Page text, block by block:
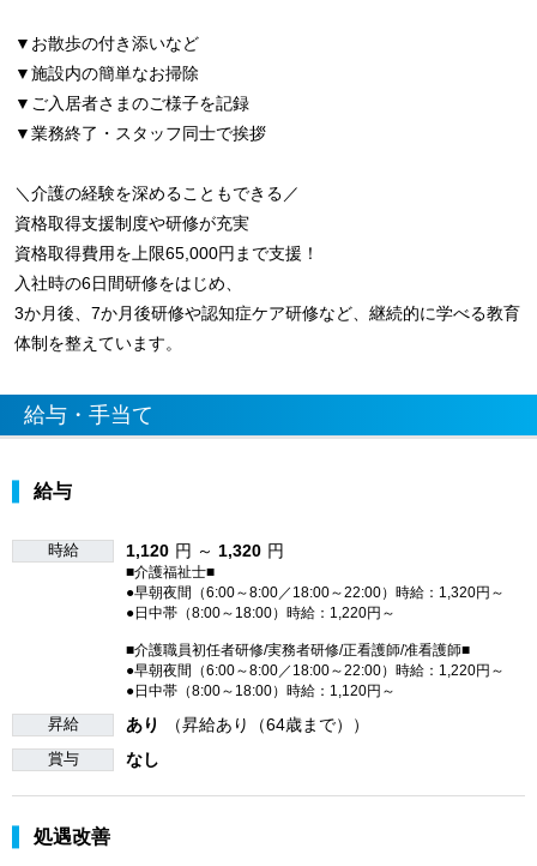
▼お散歩の付き添いなど
▼施設内の簡単なお掃除
▼ご入居者さまのご様子を記録
▼業務終了・スタッフ同士で挨拶
＼介護の経験を深めることもできる／
資格取得支援制度や研修が充実
資格取得費用を上限65,000円まで支援！
入社時の6日間研修をはじめ、
3か月後、7か月後研修や認知症ケア研修など、継続的に学べる教育
体制を整えています。
給与・手当て
給与
時給 1,120 円 ～ 1,320 円
■介護福祉士■
●早朝夜間（6:00～8:00／18:00～22:00）時給：1,320円～
●日中帯（8:00～18:00）時給：1,220円～
■介護職員初任者研修/実務者研修/正看護師/准看護師■
●早朝夜間（6:00～8:00／18:00～22:00）時給：1,220円～
●日中帯（8:00～18:00）時給：1,120円～
昇給 あり （昇給あり（64歳まで））
賞与 なし
処遇改善